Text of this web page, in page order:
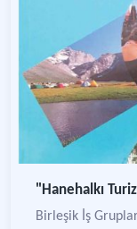
"Hanehalkı
Birleşik İş